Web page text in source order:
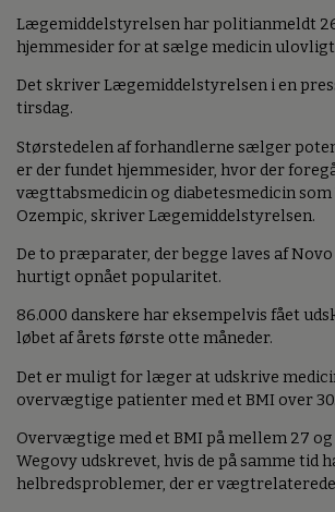
Lægemiddelstyrelsen har politianmeldt
hjemmesider for at sælge medicin
Det skriver Lægemiddelstyrelsen i en
tirsdag.
Størstedelen af forhandlerne sælger
er der fundet hjemmesider, hvor der
vægttabsmedicin og diabetesmedicin som
Ozempic, skriver Lægemiddelstyrelsen.
De to præparater, der begge laves af
hurtigt opnået popularitet.
86.000 danskere har eksempelvis fået
løbet af årets første otte måneder.
Det er muligt for læger at udskrive
overvægtige patienter med et BMI over 30.
Overvægtige med et BMI på mellem 27 og
Wegovy udskrevet, hvis de på samme tid
helbredsproblemer, der er